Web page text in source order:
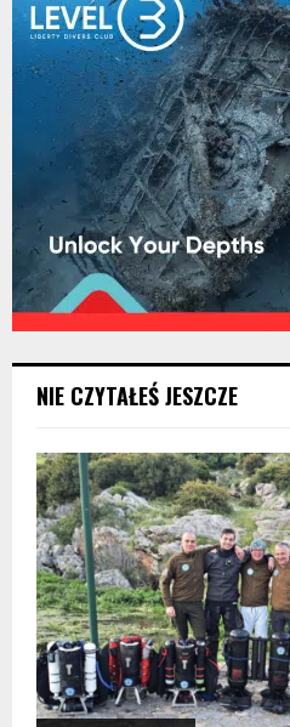
NIE CZYTAŁEŚ JESZCZE